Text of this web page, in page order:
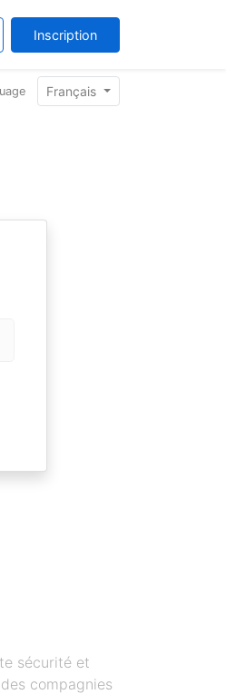
Inscription
Français
sécurité et
compagnies